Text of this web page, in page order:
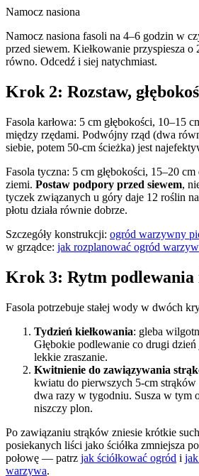
Namocz nasiona
Namocz nasiona fasoli na 4–6 godzin w
przed siewem. Kiełkowanie przyspiesza o
równo. Odcedź i siej natychmiast.
Krok 2: Rozstaw,
Fasola karłowa: 5 cm głębokości, 10–15
między rzędami. Podwójny rząd (dwa
siebie, potem 50-cm ścieżka) jest
Fasola tyczna: 5 cm głębokości, 15–20
ziemi. Postaw podpory przed siewem,
tyczek związanych u góry daje 12 roślin
płotu działa równie dobrze.
Szczegóły konstrukcji: ogród warzywny
w grządce: jak rozplanować ogród
Krok 3: Rytm podlewania
Fasola potrzebuje stałej wody w dwóch
Tydzień kiełkowania: gleba
Głębokie podlewanie co drugi
lekkie zraszanie.
Kwitnienie do zawiązywania
kwiatu do pierwszych 5-cm
dwa razy w tygodniu. Susza w tym
niszczy plon.
Po zawiązaniu strąków zniesie krótkie
posiekanych liści jako ściółka zmniejsza
połowę — patrz jak ściółkować ogród i
warzywa.